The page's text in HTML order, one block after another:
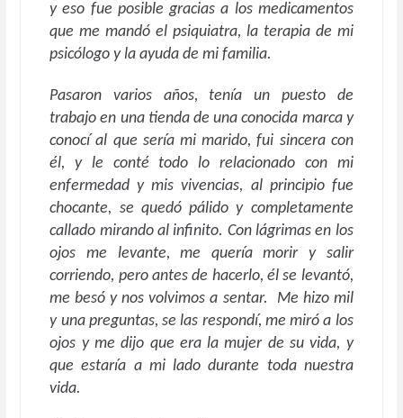
y eso fue posible gracias a los medicamentos
que me mandó el psiquiatra, la terapia de mi
psicólogo y la ayuda de mi familia.
Pasaron varios años, tenía un puesto de
trabajo en una tienda de una conocida marca y
conocí al que sería mi marido, fui sincera con
él, y le conté todo lo relacionado con mi
enfermedad y mis vivencias, al principio fue
chocante, se quedó pálido y completamente
callado mirando al infinito. Con lágrimas en los
ojos me levante, me quería morir y salir
corriendo, pero antes de hacerlo, él se levantó,
me besó y nos volvimos a sentar. Me hizo mil
y una preguntas, se las respondí, me miró a los
ojos y me dijo que era la mujer de su vida, y
que estaría a mi lado durante toda nuestra
vida.